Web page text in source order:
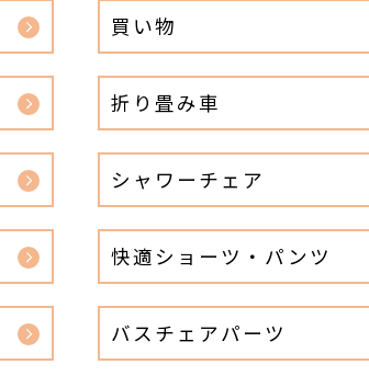
買い物
折り畳み車
シャワーチェア
快適ショーツ・パンツ
バスチェアパーツ